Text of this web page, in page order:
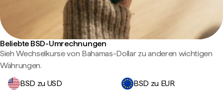
Beliebte BSD-Umrechnungen
Sieh Wechselkurse von Bahamas-Dollar zu anderen wichtigen
Währungen.
BSD zu USD
BSD zu EUR